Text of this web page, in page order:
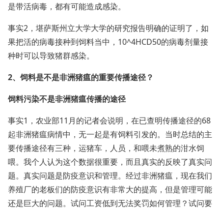
是带活病毒，都有可能造成感染。
事实2，堪萨斯州立大学大学的研究报告明确的证明了，如
果把活的病毒接种到饲料当中，10^4HCD50的病毒剂量接
种时可以导致猪群感染。
2、饲料是不是非洲猪瘟的重要传播途径？
饲料污染不是非洲猪瘟传播的途径
事实1，农业部11月的记者会说明，在已查明传播途径的68
起非洲猪瘟病情中，无一起是有饲料引发的。当时总结的主
要传播途径有三种，运猪车，人员，和喂未煮熟的泔水饲
喂。我个人认为这个数据很重要，而且真实的反映了真实问
题。真实问题是防疫意识和管理。经过非洲猪瘟，现在我们
养殖厂的老板们的防疫意识有非常大的提高，但是管理可能
还是巨大的问题。试问工资低到无法奖罚如何管理？试问要